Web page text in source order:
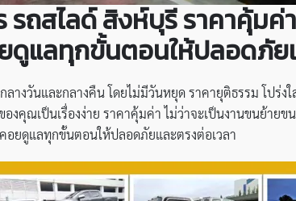
รถสไลด์ สิงห์บุรี ราคาคุ้มค่า
ลทุกขั้นตอนให้ปลอดภัยแ
างวันและกลางคืน โดยไม่มีวันหยุด ราคายุติธรรม โปร่ง
คุณเป็นเรื่องง่าย ราคาคุ้มค่า ไม่ว่าจะเป็นงานขนย้ายข
ยดูแลทุกขั้นตอนให้ปลอดภัยและตรงต่อเวลา